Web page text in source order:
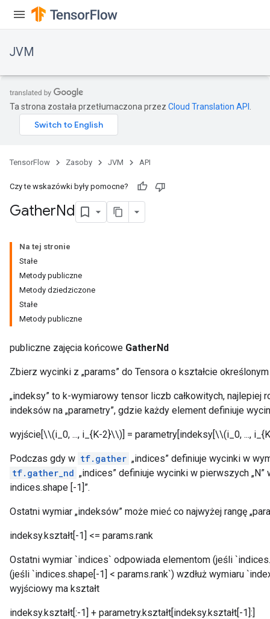
JVM
Ta strona została przetłumaczona przez Cloud Translation API
TensorFlow Zasoby JVM API
Czy te wskazówki były pomocne?
GatherNd
Na tej stronie
Stałe
Metody publiczne
Metody dziedziczone
Stałe
Metody publiczne
publiczne zajęcia końcowe GatherNd
Zbierz wycinki z „params” do Tensora o kształcie
„indeksy” to k-wymiarowy tensor liczb całkowitych, najlepiej
indeksów na „parametry”, gdzie każdy element definiuje
wyjście[\\(i_0, ..., i_{K-2}\\)] = parametry[indeksy[\\(i_0, ...,
Podczas gdy w tf.gather „indices” definiuje wycinki w
tf.gather_nd „indices” definiuje wycinki w pierwszych „N”
indices.shape [-1]”.
Ostatni wymiar „indeksów” może mieć co najwyżej rangę
indeksy.kształt[-1] <= params.rank
Ostatni wymiar `indices` odpowiada elementom (jeśli
(jeśli `indices.shape[-1] < params.rank`) wzdłuż wymiaru
wyjściowy ma kształt
indeksy.kształt[:-1] + parametry.kształt[indeksy.kształt[-1]:]